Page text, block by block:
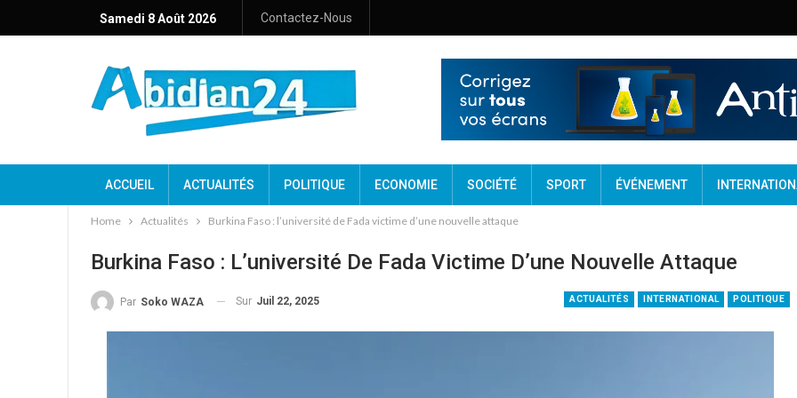
Samedi 8 Août 2026 Contactez-Nous
ACCUEIL ACTUALITÉS POLITIQUE ECONOMIE SOCIÉTÉ SPORT ÉVÉNEMENT
Home Actualités Burkina Faso : l’université de Fada victime d’une nouvelle attaque
Burkina Faso : L’université De Fada Victime D’une Nouvelle Attaque
ACTUALITÉS INTERNATIONAL POLITIQUE
Par Soko WAZA Sur Juil 22, 2025